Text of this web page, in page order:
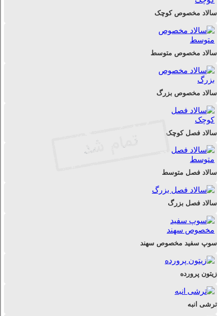
سالاد مخصوص کوچک
سالاد مخصوص متوسط
سالاد مخصوص بزرگ
سالاد فصل کوچک
سالاد فصل متوسط
سالاد فصل بزرگ
سوپ سفید مخصوص سهند
زیتون پرورده
ترشی انبه